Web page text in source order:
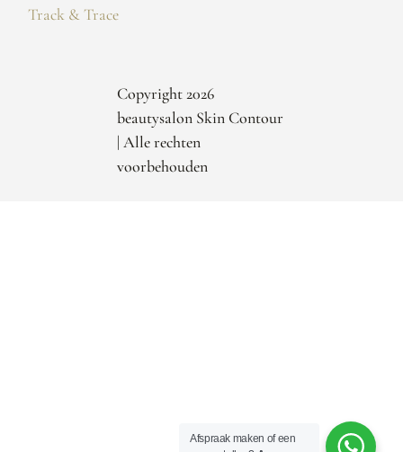
Track & Trace
Copyright 2026
beautysalon Skin Contour
| Alle rechten
voorbehouden
Afspraak maken of een